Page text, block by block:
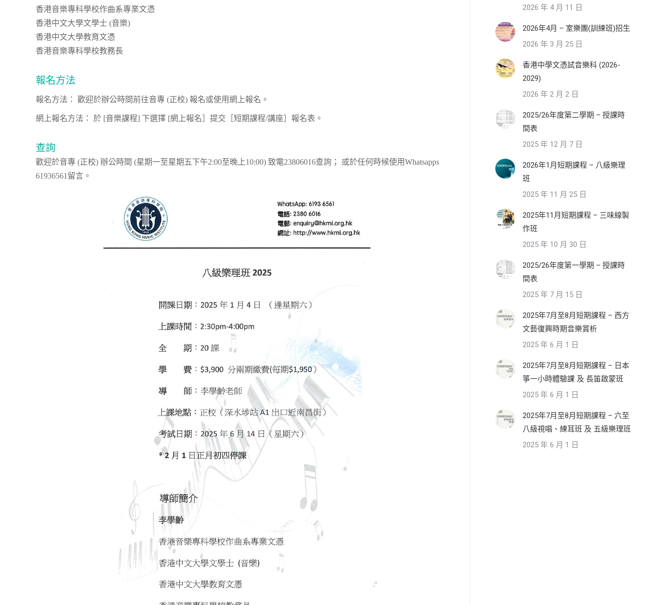
香港音樂專科學校作曲系專業文憑
香港中文大學文學士 (音樂)
香港中文大學教育文憑
香港音樂專科學校教務長
報名方法
報名方法： 歡迎於辦公時間前往音專 (正校) 報名或使用網上報名。
網上報名方法： 於 [音樂課程] 下選擇 [網上報名］提交［短期課程/講座］報名表。
查詢
歡迎於音專 (正校) 辦公時間 (星期一至星期五下午2:00至晚上10:00) 致電23806016查詢； 或於任何時候使用Whatsapps
61936561留言。
2026 年 4 月 11 日
2026年4月 – 室樂團(訓練班)招生
2026 年 3 月 25 日
香港中學文憑試音樂科 (2026-
2029)
2026 年 2 月 2 日
2025/26年度第二學期 – 授課時
間表
2025 年 12 月 7 日
2026年1月短期課程 – 八級樂理
班
2025 年 11 月 25 日
2025年11月短期課程 – 三味線製
作班
2025 年 10 月 30 日
2025/26年度第一學期 – 授課時
間表
2025 年 7 月 15 日
2025年7月至8月短期課程 – 西方
文藝復興時期音樂賞析
2025 年 6 月 1 日
2025年7月至8月短期課程 – 日本
箏一小時體驗課 及 長笛啟蒙班
2025 年 6 月 1 日
2025年7月至8月短期課程 – 六至
八級視唱、練耳班 及 五級樂理班
2025 年 6 月 1 日